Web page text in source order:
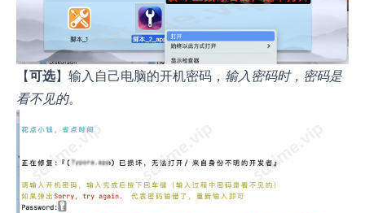
【可选】输入自己电脑的开机密码， 输入密码时，密码是
看不见的。